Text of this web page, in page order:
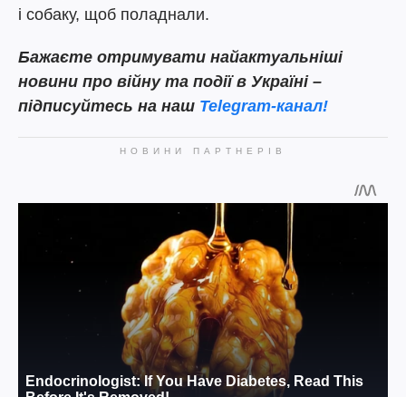
і собаку, щоб поладнали.
Бажаєте отримувати найактуальніші
новини про війну та події в Україні –
підписуйтесь на наш Telegram-канал!